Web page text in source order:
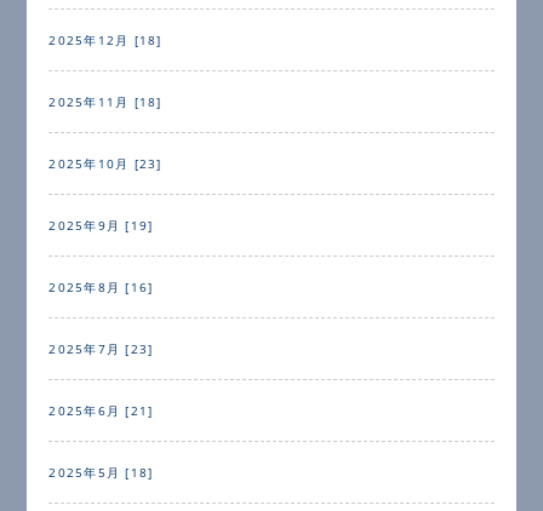
2025年12月 [18]
2025年11月 [18]
2025年10月 [23]
2025年9月 [19]
2025年8月 [16]
2025年7月 [23]
2025年6月 [21]
2025年5月 [18]